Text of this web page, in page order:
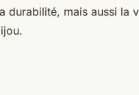
durabilité, mais aussi la